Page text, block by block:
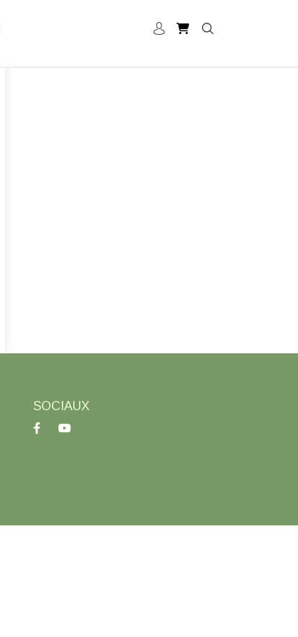
SOCIAUX